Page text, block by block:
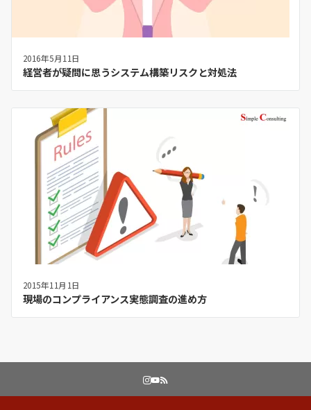
2016年5月11日
経営者が疑問に思うシステム構築リスクと対処法
2015年11月1日
現場のコンプライアンス実態調査の進め方